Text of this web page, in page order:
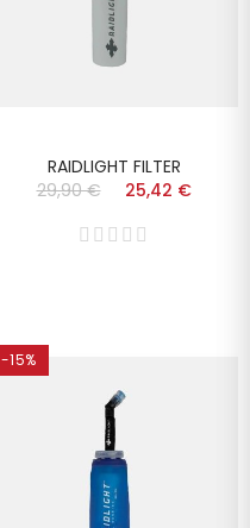
RAIDLIGHT FILTER
29,90 €
25,42 €
-15%